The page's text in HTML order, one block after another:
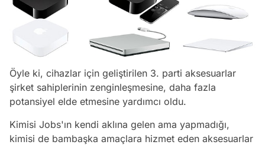
Öyle ki, cihazlar için geliştirilen 3. parti aksesuarlar
şirket sahiplerinin zenginleşmesine, daha fazla
potansiyel elde etmesine yardımcı oldu.
Kimisi Jobs'ın kendi aklına gelen ama yapmadığı,
kimisi de bambaşka amaçlara hizmet eden aksesuarlar